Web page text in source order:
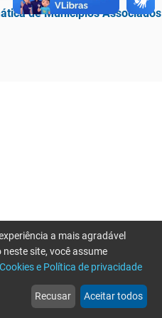
de Municípios Associados
web
Notícias
more_horiz
Mais
a mais agradável
site, você assume
e Política de privacidade
Recusar Aceitar todos
tente novamente